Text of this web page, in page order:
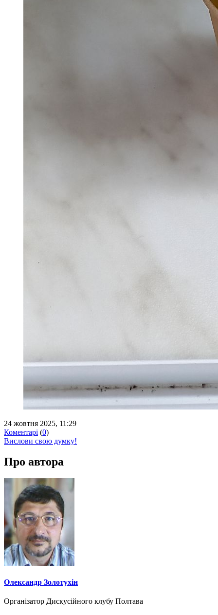
24 жовтня 2025, 11:29
Коментарі (0)
Вислови свою думку!
Про автора
Олександр Золотухін
Організатор Дискусійного клубу Полтава